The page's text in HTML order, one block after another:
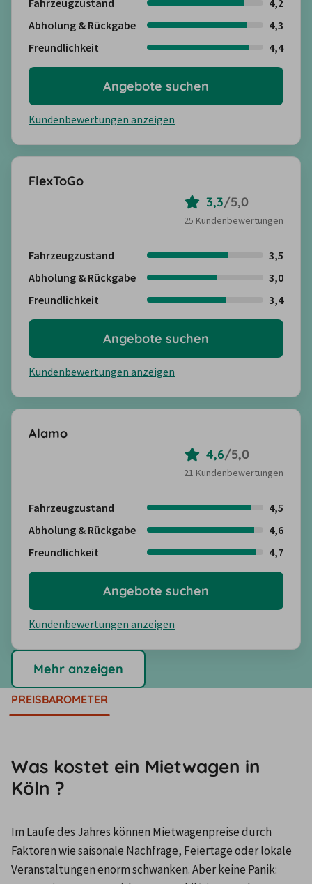
Abholung & Rückgabe
4,3
Freundlichkeit
4,4
Kundenbewertungen anzeigen
Angebote suchen
FlexToGo
3,3/5,0
25 Kundenbewertungen
Fahrzeugzustand
3,5
Abholung & Rückgabe
3,0
Freundlichkeit
3,4
Kundenbewertungen anzeigen
Angebote suchen
Alamo
4,6/5,0
21 Kundenbewertungen
Fahrzeugzustand
4,5
Abholung & Rückgabe
4,6
Freundlichkeit
4,7
Kundenbewertungen anzeigen
Angebote suchen
Mehr anzeigen
PREISBAROMETER
Was kostet ein Mietwagen in
Köln ?
Im Laufe des Jahres können Mietwagenpreise durch
Faktoren wie saisonale Nachfrage, Feiertage oder lokale
Veranstaltungen enorm schwanken. Aber keine Panik: